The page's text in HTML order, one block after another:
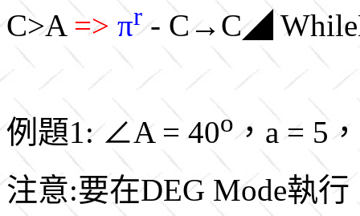
C>A => πr- C→C◢
例題1: ∠A = 40o ，a = 5
注意:要在DEG Mode執行